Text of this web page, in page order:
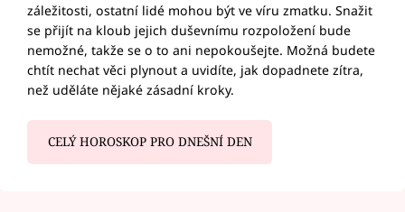
záležitosti, ostatní lidé mohou být ve víru zmatku. Snažit
se přijít na kloub jejich duševnímu rozpoložení bude
nemožné, takže se o to ani nepokoušejte. Možná budete
chtít nechat věci plynout a uvidíte, jak dopadnete zítra,
než uděláte nějaké zásadní kroky.
CELÝ HOROSKOP PRO DNEŠNÍ DEN